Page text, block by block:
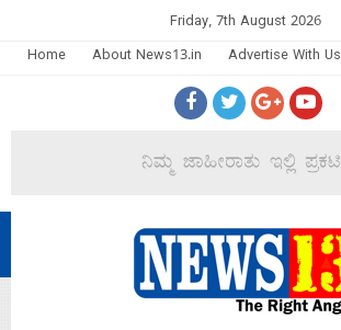
Friday, 7th August 2026
Home
About News13.in Advertise With Us